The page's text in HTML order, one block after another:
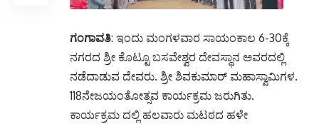
ಗಂಗಾವತಿ: ಇಂದು ಮಂಗಳವಾರ ಸಾಯಂಕಾಲ 6-30ಕ್ಕೆ
ನಗರದ ಶ್ರೀ ಕೊಟ್ಟೂ ಬಸವೇಶ್ವರ ದೇವಸ್ಥಾನ ಅವರದಲ್ಲಿ
ನಡೆದಾಡುವ ದೇವರು. ಶ್ರೀ ಶಿವಕುಮಾರ್ ಮಹಾಸ್ವಾಮಿಗಳ.
118ನೇಜಯಂತೋತ್ಸವ ಕಾರ್ಯಕ್ರಮ ಜರುಗಿತು.
ಕಾರ್ಯಕ್ರಮ ದಲ್ಲಿ ಹಲವಾರು ಮಟಠದ ಹಳೇ